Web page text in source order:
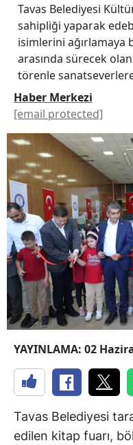
Tavas Belediyesi
sahipliği yaparak
isimlerini ağırlamaya
arasında sürecek
törenle
Haber Merkezi
[email protected]
YAYINLAMA: 02
Tavas Belediyesi
edilen kitap fuarı,